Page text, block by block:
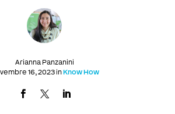
Arianna Panzanini
16, 2023 inKnow How